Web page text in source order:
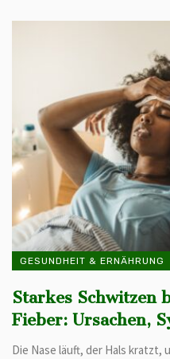
GESUNDHEIT & ERNÄHRUNG
Starkes Schwitzen
Fieber: Ursachen,
Die Nase läuft, der Hals kratzt,